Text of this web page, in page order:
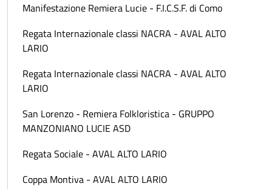
Manifestazione Remiera Lucie - F.I.C.S.F. di Como
Regata Internazionale classi NACRA - AVAL ALTO
LARIO
Regata Internazionale classi NACRA - AVAL ALTO
LARIO
San Lorenzo - Remiera Folkloristica - GRUPPO
MANZONIANO LUCIE ASD
Regata Sociale - AVAL ALTO LARIO
Coppa Montiva - AVAL ALTO LARIO